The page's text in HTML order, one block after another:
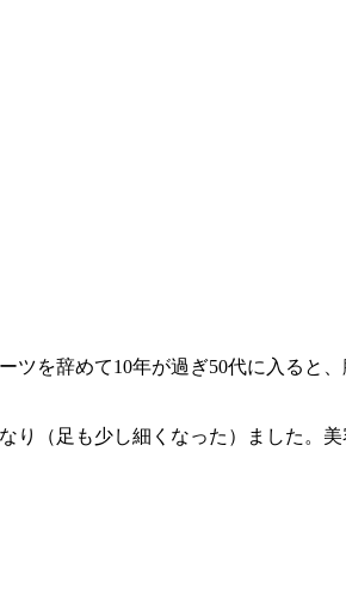
を辞めて10年が過ぎ50代に入ると
り（足も少し細くなった）ました。